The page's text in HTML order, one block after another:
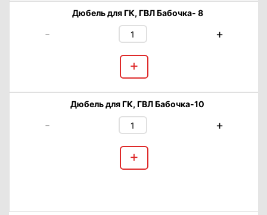
Дюбель для ГК, ГВЛ Бабочка- 8
- +
+
Дюбель для ГК, ГВЛ Бабочка-10
- +
+